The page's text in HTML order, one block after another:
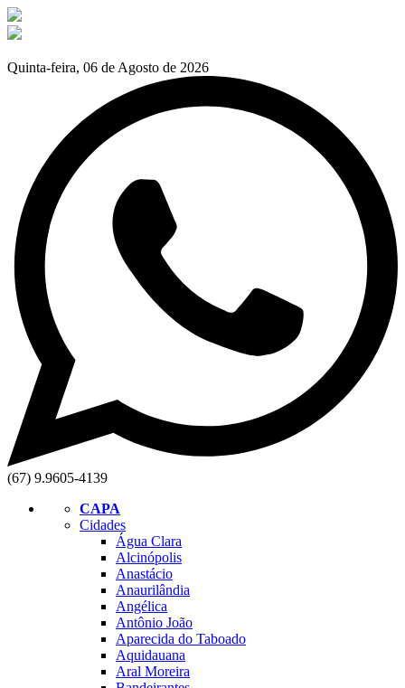
Quinta-feira, 06 de Agosto de 2026
(67) 9.9605-4139
CAPA
Cidades
Água Clara
Alcinópolis
Anastácio
Anaurilândia
Angélica
Antônio João
Aparecida do Taboado
Aquidauana
Aral Moreira